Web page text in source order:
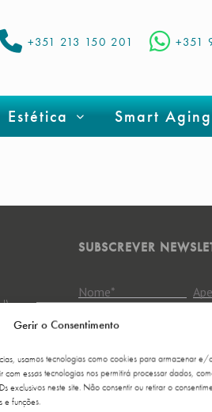
Gerir o Consentimento
usamos tecnologias como cookies para armazenar
com essas tecnologias nos permitirá processar dados,
exclusivos neste site. Não consentir ou retirar o
e funções.
+351
+351 213 150 201
Smart Aging
SUBSCREVER
Nome*
Email*